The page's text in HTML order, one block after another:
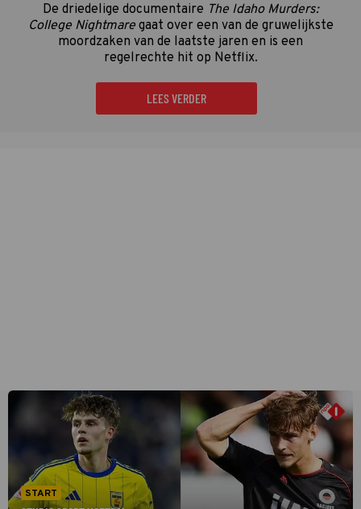
De driedelige documentaire The Idaho Murders:
College Nightmaregaat over een van de gruwelijkste
moordzaken van de laatste jaren en is een
regelrechte hit op Netflix.
LEES VERDER
START